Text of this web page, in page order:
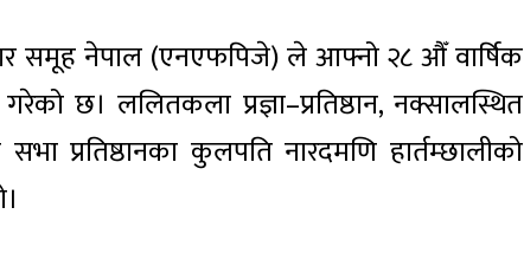
समूह नेपाल (एनएफपिजे) ले आफ्नो २८ औँ वार्षिक
छ। ललितकला प्रज्ञा–प्रतिष्ठान, नक्सालस्थित
प्रतिष्ठानका कुलपति नारदमणि हार्तम्छालीको